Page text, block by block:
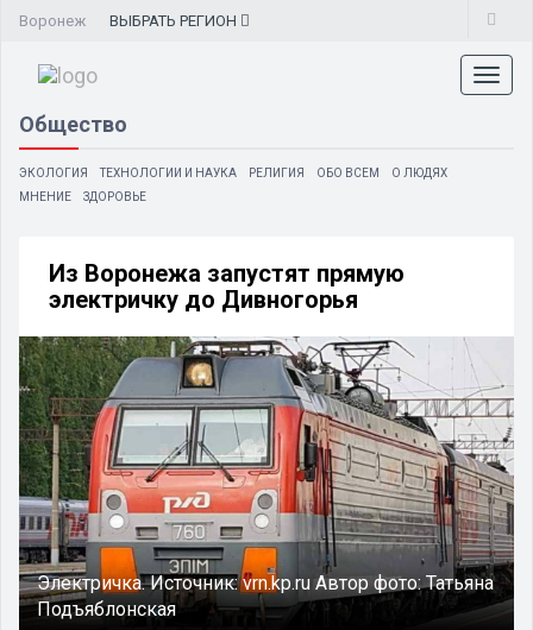
Воронеж ВЫБРАТЬ РЕГИОН
Общество
ЭКОЛОГИЯ ТЕХНОЛОГИИ И НАУКА РЕЛИГИЯ ОБО ВСЕМ
О ЛЮДЯХ
МНЕНИЕ
ЗДОРОВЬЕ
Из Воронежа запустят прямую
электричку до Дивногорья
Электричка.Источник:vrn.kp.ruАвтор фото:Татьяна
Подъяблонская